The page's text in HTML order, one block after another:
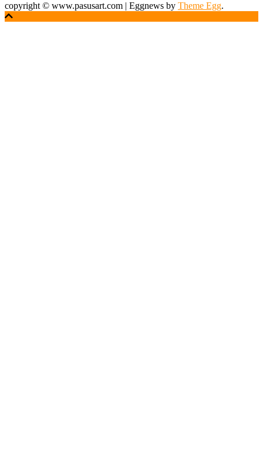
copyright © www.pasusart.com | Eggnews by Theme Egg.